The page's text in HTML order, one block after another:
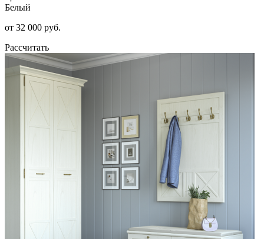
Белый
от 32 000 руб.
Рассчитать